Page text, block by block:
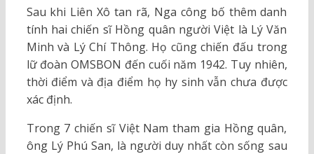
Sau khi Liên Xô tan rã, Nga công bố thêm danh
tính hai chiến sĩ Hồng quân người Việt là Lý Văn
Minh và Lý Chí Thông. Họ cũng chiến đấu trong
lữ đoàn OMSBON đến cuối năm 1942. Tuy nhiên,
thời điểm và địa điểm họ hy sinh vẫn chưa được
xác định.
Trong 7 chiến sĩ Việt Nam tham gia Hồng quân,
ông Lý Phú San, là người duy nhất còn sống sau